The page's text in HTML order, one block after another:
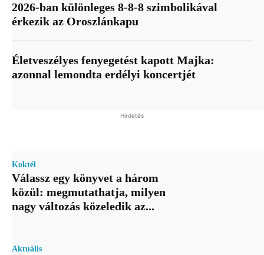
2026-ban különleges 8-8-8 szimbolikával
érkezik az Oroszlánkapu
Életveszélyes fenyegetést kapott Majka:
azonnal lemondta erdélyi koncertjét
Hirdetés
Koktél
Válassz egy könyvet a három
közül: megmutathatja, milyen
nagy változás közeledik az...
Aktuális